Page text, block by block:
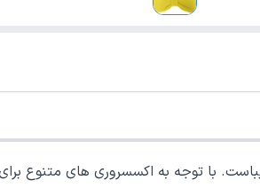
با توجه به اکسسروری های متنوع برای